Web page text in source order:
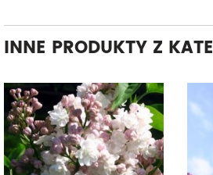
INNE PRODUKTY Z